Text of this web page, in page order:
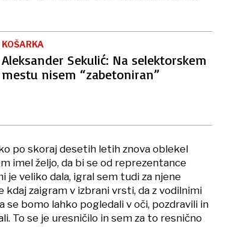
KOŠARKA
Aleksander Sekulić: Na selektorskem
mestu nisem “zabetoniran”
po skoraj desetih letih znova oblekel
imel željo, da bi se od reprezentance
je veliko dala, igral sem tudi za njene
kdaj zaigram v izbrani vrsti, da z vodilnimi
se bomo lahko pogledali v oči, pozdravili in
To se je uresničilo in sem za to resnično